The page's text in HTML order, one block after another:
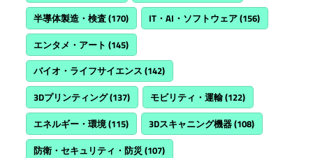
半導体製造・検査(170) IT・AI・ソフトウェア(156)
エンタメ・アート (145)
バイオ・ライフサイエンス (142)
3Dプリンティング(137) モビリティ・運輸(122)
エネルギー・環境(115) 3Dスキャニング機器(108)
防衛・セキュリティ・防災 (107)